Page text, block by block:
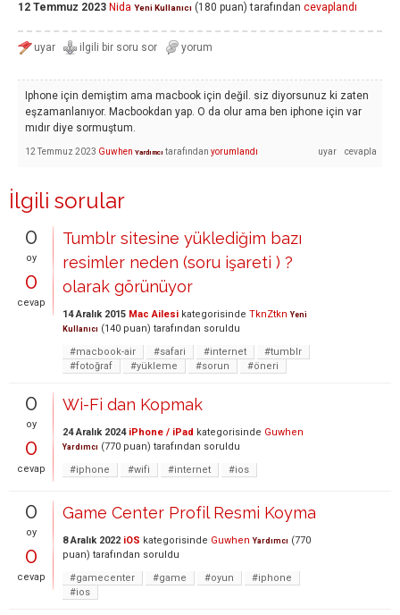
12 Temmuz 2023 Nida Yeni Kullanıcı (180 puan) tarafından cevaplandı
Iphone için demiştim ama macbook için değil. siz diyorsunuz ki zaten
eşzamanlanıyor. Macbookdan yap. O da olur ama ben iphone için var
mıdır diye sormuştum.
12 Temmuz 2023 Guwhen Yardımcı tarafından yorumlandı
İlgili sorular
0
oy
0
cevap
Tumblr sitesine yüklediğim bazı
resimler neden (soru işareti ) ?
olarak görünüyor
14 Aralık 2015 Mac Ailesi kategorisinde TknZtkn Yeni
Kullanıcı (140 puan) tarafından soruldu
#macbook-air
#safari #internet
#tumblr
#fotoğraf
#yükleme #sorun #öneri
0
oy
0
cevap
Wi-Fi dan Kopmak
24 Aralık 2024 iPhone / iPad kategorisinde Guwhen
Yardımcı (770 puan) tarafından soruldu
#iphone
#wifi #internet #ios
0
oy
0
cevap
Game Center Profil Resmi Koyma
8 Aralık 2022 iOS kategorisinde Guwhen Yardımcı (770
puan) tarafından soruldu
#gamecenter
#game #oyun
#iphone
#ios